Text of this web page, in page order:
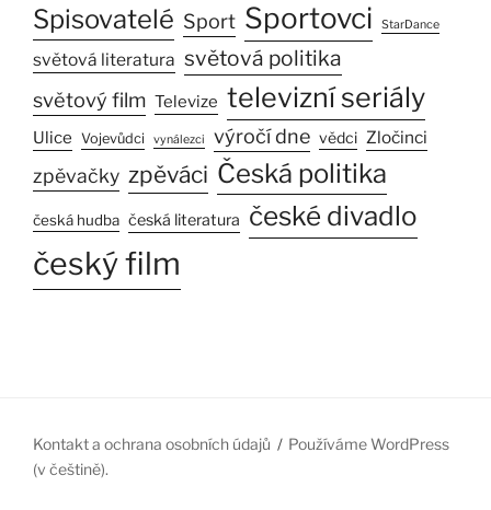
Spisovatelé Sport Sportovci StarDance
světová literatura světová politika
světový film Televize televizní seriály
Ulice Vojevůdci vynálezci výročí dne vědci Zločinci
zpěvačky zpěváci Česká politika
česká hudba česká literatura české divadlo
český film
Kontakt a ochrana osobních údajů
Používáme WordPress
(v češtině).